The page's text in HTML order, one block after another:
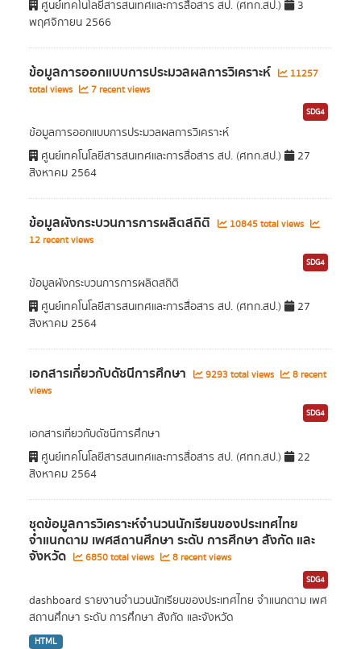
ศูนย์เทคโนโลยีสารสนเทศและการสื่อสาร สป. (ศทก.สป.)
3
พฤศจิกายน 2566
ข้อมูลการออกแบบการประมวลผลการวิเคราะห์
11257
total views
7 recent views
SDG4
ข้อมูลการออกแบบการประมวลผลการวิเคราะห์
ศูนย์เทคโนโลยีสารสนเทศและการสื่อสาร สป. (ศทก.สป.)
27
สิงหาคม 2564
ข้อมูลผังกระบวนการการผลิตสถิติ
10845 total views
12 recent views
SDG4
ข้อมูลผังกระบวนการการผลิตสถิติ
ศูนย์เทคโนโลยีสารสนเทศและการสื่อสาร สป. (ศทก.สป.)
27
สิงหาคม 2564
เอกสารเกี่ยวกับดัชนีการศึกษา 9293 total views
8 recent
views
SDG4
เอกสารเกี่ยวกับดัชนีการศึกษา
ศูนย์เทคโนโลยีสารสนเทศและการสื่อสาร สป. (ศทก.สป.)
22
สิงหาคม 2564
ชุดข้อมูลการวิเคราะห์จำนวนนักเรียนของประเทศไทย
จำแนกตาม เพศสถานศึกษา ระดับ การศึกษา สังกัด และ
จังหวัด 6850 total views 8 recent views
SDG4
dashboard รายงานจำนวนนักเรียนของประเทศไทย จำแนกตาม เพศ
สถานศึกษา ระดับ การศึกษา สังกัด และจังหวัด
HTML